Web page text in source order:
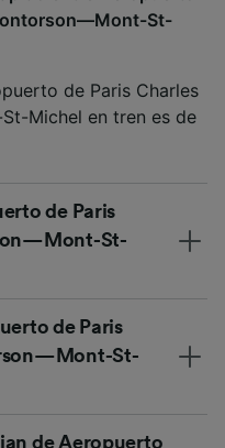
St-
de Paris Charles
Michel en tren es de
de Paris
St-
de Paris
St-
de Aeropuerto